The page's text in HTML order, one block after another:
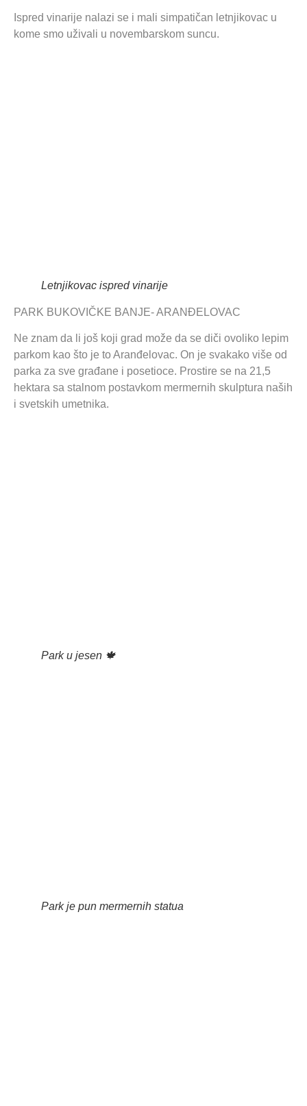
Ispred vinarije nalazi se i mali simpatičan letnjikovac u
kome smo uživali u novembarskom suncu.
Letnjikovac ispred vinarije
PARK BUKOVIČKE BANJE- ARANĐELOVAC
Ne znam da li još koji grad može da se diči ovoliko lepim
parkom kao što je to Aranđelovac. On je svakako više od
parka za sve građane i posetioce. Prostire se na 21,5
hektara sa stalnom postavkom mermernih skulptura naših
i svetskih umetnika.
Park u jesen 🍁
Park je pun mermernih statua